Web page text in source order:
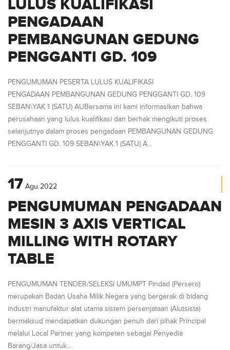
LULUS KUALIFIKASI
PENGADAAN
PEMBANGUNAN GEDUNG
PENGGANTI GD. 109
PENGUMUMAN PESERTA LULUS KUALIFIKASI
PENGADAAN PEMBANGUNAN GEDUNG PENGGANTI GD. 109
SEBAN\YAK 1 (SATU) AUBersama ini kami informasikan bahwa
perusahaan yang lulus kualifikasi dan berhak mengikuti proses
selanjutnya dalam proses pengadaan PEMBANGUNAN GEDUNG
PENGGANTI GD. 109 SEBAN\YAK 1 (SATU) A...
17 Agu 2022
PENGUMUMAN PENGADAAN
MESIN 3 AXIS VERTICAL
MILLING WITH ROTARY
TABLE
PENGUMUMAN TENDER/SELEKSI UMUMPT Pindad (Persero)
merupakan Badan Usaha Milik Negara yang bergerak di bidang
industri manufaktur alat utama sistem persenjataan (Alutsista)
bermaksud mendapatkan dukungan penuh dari pihak Principal
melalui Local Partner yang kompeten sebagai Penyedia
Barang/Jasa untuk...